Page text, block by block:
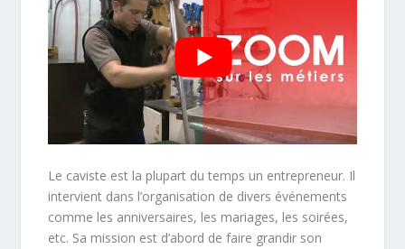
Le caviste est la plupart du temps un entrepreneur. Il
intervient dans l’organisation de divers événements
comme les anniversaires, les mariages, les soirées,
etc. Sa mission est d’abord de faire grandir son